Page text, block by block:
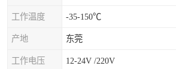
工作温度 -35-150℃
产地 东莞
工作电压 12-24V /220V